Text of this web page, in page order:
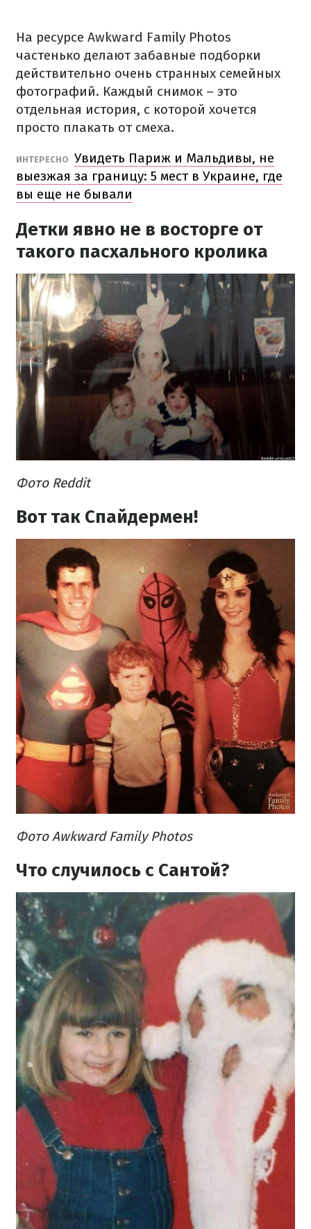
На ресурсе Awkward Family Photos
частенько делают забавные подборки
действительно очень странных семейных
фотографий. Каждый снимок – это
отдельная история, с которой хочется
просто плакать от смеха.
ИНТЕРЕСНО Увидеть Париж и Мальдивы, не
выезжая за границу: 5 мест в Украине, где
вы еще не бывали
Детки явно не в восторге от
такого пасхального кролика
Фото Reddit
Вот так Спайдермен!
Фото Awkward Family Photos
Что случилось с Сантой?